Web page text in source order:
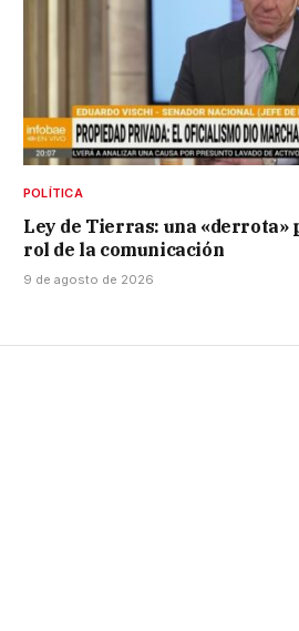
POLÍTICA
Ley de Tierras: una «derrota»
rol de la comunicación
9 de agosto de 2026